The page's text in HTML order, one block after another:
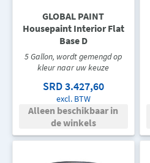
GLOBAL PAINT
Housepaint Interior Flat
Base D
5 Gallon, wordt gemengd op
kleur naar uw keuze
SRD 3.427,60
excl. BTW
Alleen beschikbaar in
de winkels